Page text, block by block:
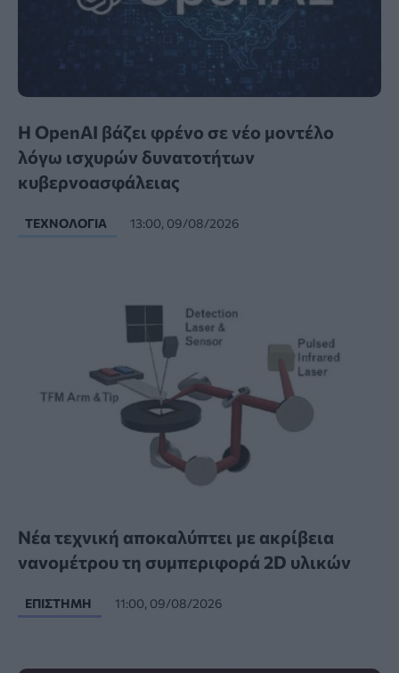
Η OpenAI βάζει φρένο σε νέο μοντέλο
λόγω ισχυρών δυνατοτήτων
κυβερνοασφάλειας
ΤΕΧΝΟΛΟΓΊΑ 13:00, 09/08/2026
Νέα τεχνική αποκαλύπτει με ακρίβεια
νανομέτρου τη συμπεριφορά 2D υλικών
ΕΠΙΣΤΉΜΗ 11:00, 09/08/2026